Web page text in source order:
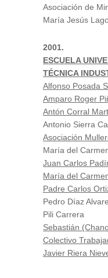
Asociación de
María Jesús
2001.
ESCUELA
TÉCNICA
Alfonso Posada
Amparo Roger
Antón Corral
Antonio Sierra
Asociación
María del
Juan Carlos
María del
Padre Carlos
Pedro Díaz
Pili Carrera
Sebastián
Colectivo
Javier Riera